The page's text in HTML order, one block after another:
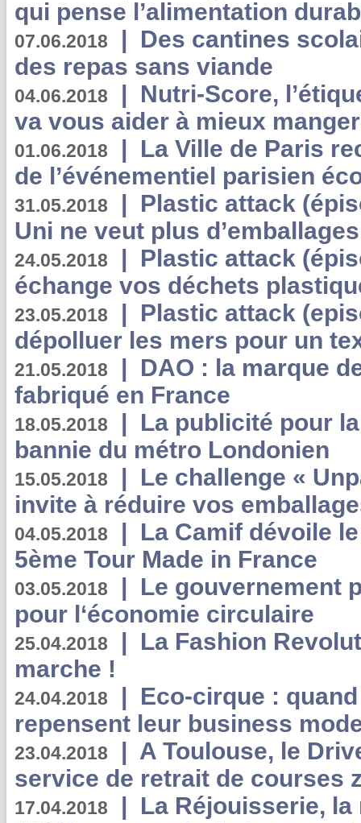
qui pense l’alimentation
07.06.2018 | Des cantines
des repas sans viande
04.06.2018 | Nutri-Score,
va vous aider à mieux
01.06.2018 | La Ville de Paris
de l’événementiel parisien
31.05.2018 | Plastic attack
Uni ne veut plus
24.05.2018 | Plastic attack
échange vos déchets
23.05.2018 | Plastic attack
dépolluer les mers pour un
21.05.2018 | DAO : la marque
fabriqué en France
18.05.2018 | La publicité pour
bannie du métro Londonien
15.05.2018 | Le challenge «
invite à réduire vos
04.05.2018 | La Camif dévoile
5ème Tour Made in France
03.05.2018 | Le gouvernement
pour l‘économie circulaire
25.04.2018 | La Fashion
marche !
24.04.2018 | Eco-cirque :
repensent leur business
23.04.2018 | A Toulouse, le
service de retrait de courses
17.04.2018 | La Réjouisserie,